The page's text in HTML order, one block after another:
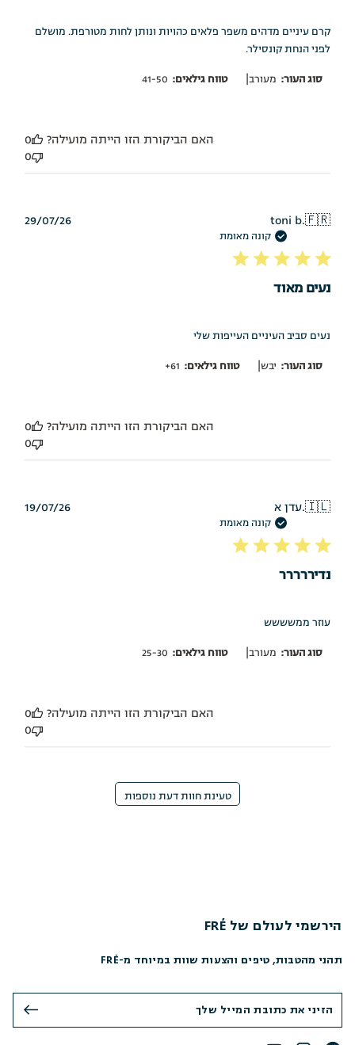
קרם עיניים מדהים משפר פלאים כהויות ונותן לחות מטורפת. מושלם
לפני הנחת קונסילר.
סוג העור: מעורב| טווח גילאים: 41-50
האם הביקורת הזו הייתה מועילה?
0
0
🇫🇷
toni b.
קונה מאומת
נעים מאוד
נעים סביב העיניים העייפות שלי
סוג העור: יבש| טווח גילאים: 61+
תאריך
29/07/26
האם הביקורת הזו הייתה מועילה?
0
0
🇮🇱עדן א.
קונה מאומת
נדיררררר
עוזר ממשששש
סוג העור: מעורב| טווח גילאים: 25-30
תאריך
19/07/26
האם הביקורת הזו הייתה מועילה?
0
0
טעינת חוות דעת נוספות
הירשמי לעולם של FRÉ
תהני מהטבות, טיפים והצעות שוות במיוחד מ-FRÉ